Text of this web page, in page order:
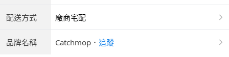
配送方式 廠商宅配
品牌名稱 Catchmop ． 追蹤